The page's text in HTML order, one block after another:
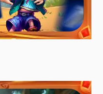
Atualizar